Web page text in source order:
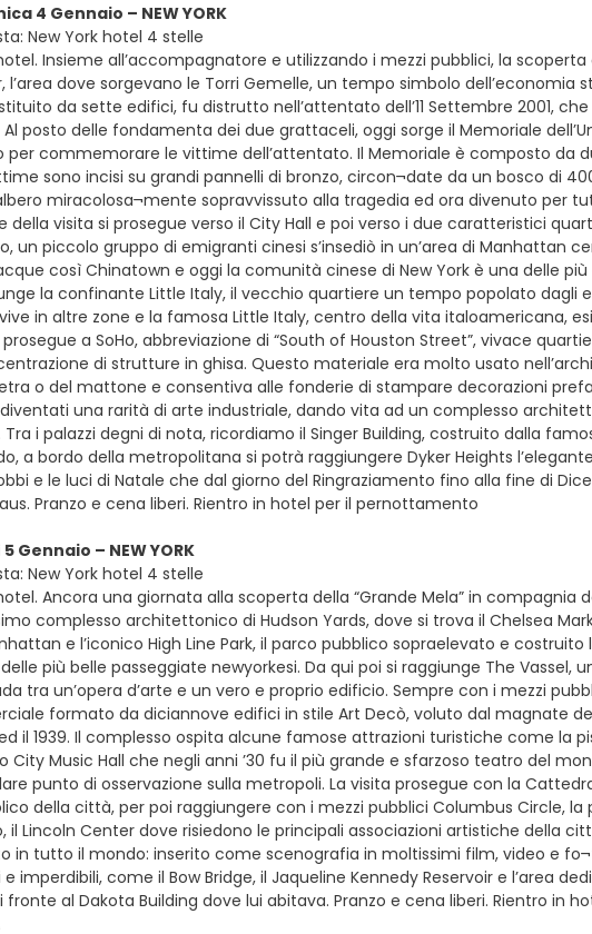
4 Gennaio – NEW YORK
New York hotel 4 stelle
Insieme all’accompagnatore e utilizzando i mezzi pubblici, la
l’area dove sorgevano le Torri Gemelle, un tempo simbolo dell’economia
da sette edifici, fu distrutto nell’attentato dell’11 Settembre 2001,
posto delle fondamenta dei due grattaceli, oggi sorge il Memoriale
commemorare le vittime dell’attentato. Il Memoriale è composto da
sono incisi su grandi pannelli di bronzo, circon¬date da un bosco di
miracolosa¬mente sopravvissuto alla tragedia ed ora divenuto per
della visita si prosegue verso il City Hall e poi verso i due caratteristici
un piccolo gruppo di emigranti cinesi s’insediò in un’area di Manhattan
così Chinatown e oggi la comunità cinese di New York è una delle
la confinante Little Italy, il vecchio quartiere un tempo popolato dagli
in altre zone e la famosa Little Italy, centro della vita italoamericana,
a SoHo, abbreviazione di “South of Houston Street”, vivace
di strutture in ghisa. Questo materiale era molto usato
o del mattone e consentiva alle fonderie di stampare decorazioni
una rarità di arte industriale, dando vita ad un complesso
Tra i palazzi degni di nota, ricordiamo il Singer Building, costruito dalla
a bordo della metropolitana si potrà raggiungere Dyker Heights
e le luci di Natale che dal giorno del Ringraziamento fino alla fine di
Pranzo e cena liberi. Rientro in hotel per il pernottamento
Gennaio – NEW YORK
New York hotel 4 stelle
Ancora una giornata alla scoperta della “Grande Mela” in compagnia
complesso architettonico di Hudson Yards, dove si trova il Chelsea
e l’iconico High Line Park, il parco pubblico sopraelevato e
più belle passeggiate newyorkesi. Da qui poi si raggiunge The Vassel,
tra un’opera d’arte e un vero e proprio edificio. Sempre con i mezzi
formato da diciannove edifici in stile Art Decò, voluto dal magnate
il 1939. Il complesso ospita alcune famose attrazioni turistiche come la
City Music Hall che negli anni ’30 fu il più grande e sfarzoso teatro del
punto di osservazione sulla metropoli. La visita prosegue con la
della città, per poi raggiungere con i mezzi pubblici Columbus Circle,
il Lincoln Center dove risiedono le principali associazioni artistiche della
in tutto il mondo: inserito come scenografia in moltissimi film, video e
imperdibili, come il Bow Bridge, il Jaqueline Kennedy Reservoir e l’area
fronte al Dakota Building dove lui abitava. Pranzo e cena liberi. Rientro in